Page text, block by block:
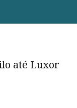
até Luxor